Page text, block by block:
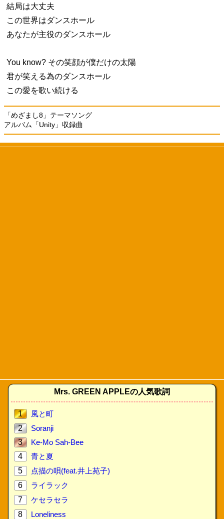
結局は大丈夫
この世界はダンスホール
あなたが主役のダンスホール
You know? その笑顔が僕だけの太陽
君が笑える為のダンスホール
この愛を歌い続ける
「めざまし8」テーマソング
アルバム「Unity」収録曲
Mrs. GREEN APPLEの人気歌詞
1
風と町
2
Soranji
3
Ke-Mo Sah-Bee
4
青と夏
5
点描の唄(feat.井上苑子)
6
ライラック
7
ケセラセラ
8
Loneliness